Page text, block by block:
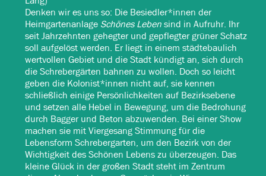
Denken wir es uns so: Die Besiedler*innen der
Heimgartenanlage Schönes Lebensind in Aufruhr. Ihr
seit Jahrzehnten gehegter und gepflegter grüner Schatz
soll aufgelöst werden. Er liegt in einem städtebaulich
wertvollen Gebiet und die Stadt kündigt an, sich durch
die Schrebergärten bahnen zu wollen. Doch so leicht
geben die Kolonist*innen nicht auf, sie kennen
schließlich einige Persönlichkeiten auf Bezirksebene
und setzen alle Hebel in Bewegung, um die Bedrohung
durch Bagger und Beton abzuwenden. Bei einer Show
machen sie mit Viergesang Stimmung für die
Lebensform Schrebergarten, um den Bezirk von der
Wichtigkeit des Schönen Lebens zu überzeugen. Das
kleine Glück in der großen Stadt steht im Zentrum